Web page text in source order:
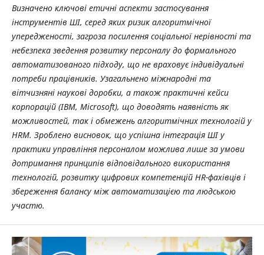
Визначено ключові етичні аспекти застосування
інструментів ШІ, серед яких ризик алгоритмічної
упередженості, загроза посилення соціальної нерівності та
небезпека зведення розвитку персоналу до формального
автоматизованого підходу, що не враховує індивідуальні
потреби працівників. Узагальнено міжнародні та
вітчизняні наукові доробки, а також практичні кейси
корпорацій (IBM, Microsoft), що доводять наявність як
можливостей, так і обмежень алгоритмічних технологій у
HRM. Зроблено висновок, що успішна інтеграція ШІ у
практики управління персоналом можлива лише за умови
дотримання принципів відповідального використання
технологій, розвитку цифрових компетенцій HR-фахівців і
збереження балансу між автоматизацією та людською
участю.